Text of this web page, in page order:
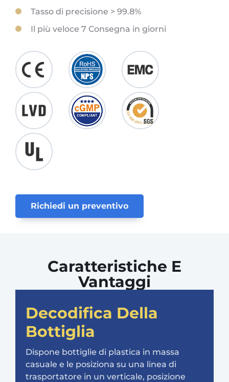
Tasso di precisione > 99.8%
Il più veloce 7 Consegna in giorni
Richiedi un preventivo
Caratteristiche E
Vantaggi
Decodifica Della
Bottiglia
Dispone bottiglie di plastica in massa
casuale e le posiziona su una linea di
trasportatore in un verticale, posizione